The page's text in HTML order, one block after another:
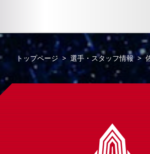
トップページ 選手・スタッフ情報